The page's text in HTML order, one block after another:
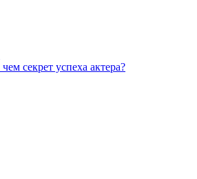
секрет успеха актера?